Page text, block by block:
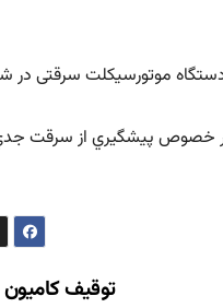
خصوص پيشگيري از سرقت
توقیف کامیون